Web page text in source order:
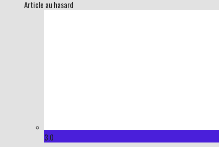
Article au hasard
3.0